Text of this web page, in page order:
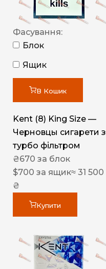
Фасування:
Блок
Ящик
В Кошик
Kent (8) King Size —
Черновцы сигарети з
турбо фільтром
₴670 за блок
$700 за ящик≈ 31 500
₴
Купити